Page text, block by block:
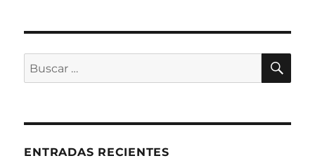
Buscar
por:
ENTRADAS RECIENTES